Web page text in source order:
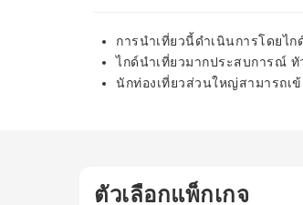
การนำเที่ยวนี้ดำเนินการโดยไ
ไกด์นำเที่ยวมากประสบการณ์ ทั
นักท่องเที่ยวส่วนใหญ่สามารถเ
ตัวเลือกแพ็กเกจ